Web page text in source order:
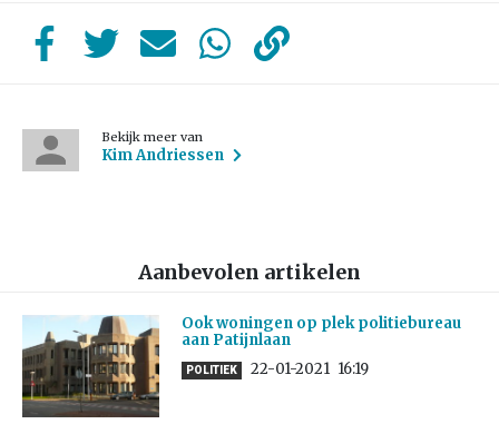
Bekijk meer van
Kim Andriessen
Aanbevolen artikelen
Ook woningen op plek politiebureau
aan Patijnlaan
POLITIEK 22-01-2021 16:19